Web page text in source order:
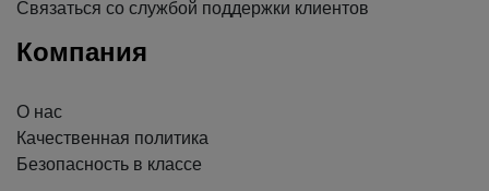
Связаться со службой поддержки клиентов
Компания
О нас
Качественная политика
Безопасность в классе